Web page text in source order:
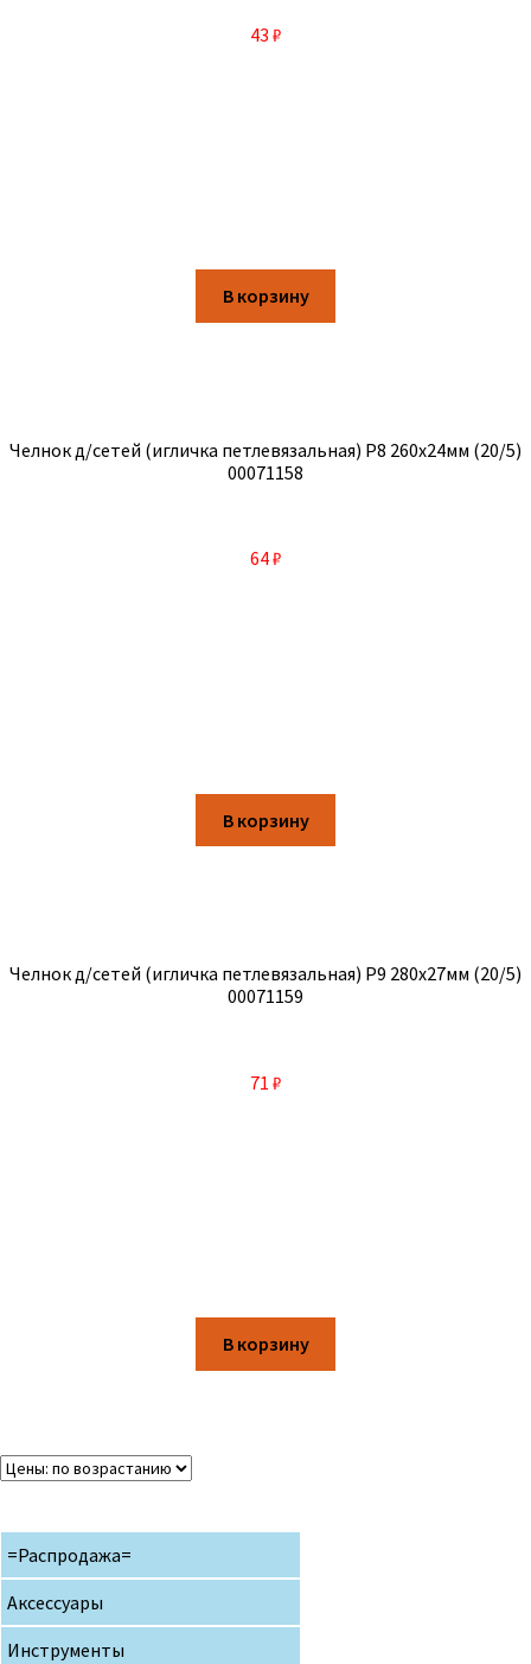
43 ₽
В корзину
Челнок д/сетей (игличка петлевязальная) Р8 260х24мм (20/5)
00071158
64₽
В корзину
Челнок д/сетей (игличка петлевязальная) Р9 280х27мм (20/5)
00071159
71 ₽
В корзину
=Распродажа=
Аксессуары
Инструменты